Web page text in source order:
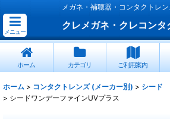
メガネ・補聴器・コンタクトレ
メニュー
クレメガネ・クレコンタ
ホーム カテゴリ ご利用案内
ホーム > コンタクトレンズ (メーカー別) > シード
> シードワンデーファインUVプラス